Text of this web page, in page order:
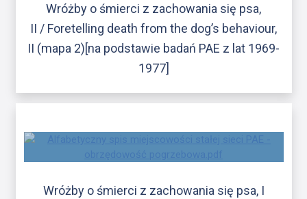
Wróżby o śmierci z zachowania się psa,
II / Foretelling death from the dog’s behaviour,
II (mapa 2)[na podstawie badań PAE z lat 1969-
1977]
Wróżby o śmierci z zachowania się psa, I